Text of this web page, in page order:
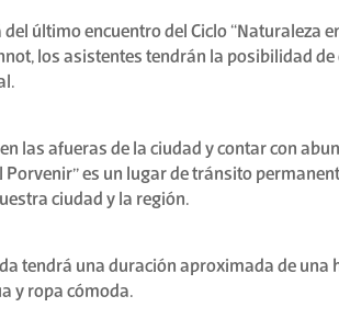
último encuentro del Ciclo “Naturaleza
los asistentes tendrán la posibilidad
las afueras de la ciudad y contar con
Porvenir” es un lugar de tránsito
ciudad y la región.
tendrá una duración aproximada de una
y ropa cómoda.